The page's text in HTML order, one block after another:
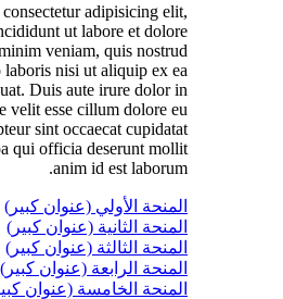
adipisicing elit,
ut labore et dolore
veniam, quis nostrud
nisi ut aliquip ex ea
Duis aute irure dolor in
velit esse cillum dolore eu
sint occaecat cupidatat
qui officia deserunt mollit
anim id est laborum.
المنحة الأولي (عنوان كبير)
المنحة الثانية (عنوان كبير)
المنحة الثالثة (عنوان كبير)
المنحة الرابعة (عنوان كبير)
المنحة الخامسة (عنوان